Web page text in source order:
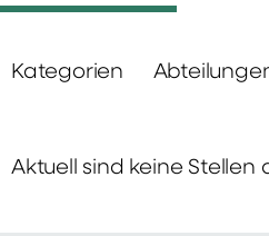
Kategorien
Aktuell sind keine Stellen